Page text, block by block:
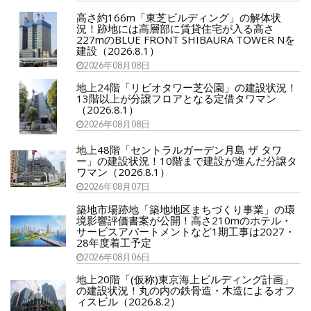
高さ約166m「東芝ビルディング」の解体状
況！跡地には高層部に賃貸住宅が入る高さ
227mのBLUE FRONT SHIBAURA TOWER Nを
建設（2026.8.1）
2026年08月08日
地上24階「リビオタワー芝公園」の建設状況！
13階以上が分譲フロアとなる定借タワマン
（2026.8.1）
2026年08月08日
地上48階「セントラルガーデン月島 ザ タワ
ー」の建設状況！10階まで建設が進んだ分譲タ
ワマン（2026.8.1）
2026年08月07日
築地市場跡地「築地地区まちづくり事業」の環
境影響評価書案が公開！高さ210mのホテル・
サービスアパートメントなど1期工事は2027・
28年度着工予定
2026年08月06日
地上20階「(仮称)東京海上ビルディング計画」
の建設状況！丸の内の鉄骨造・木造によるオフ
ィスビル（2026.8.2）